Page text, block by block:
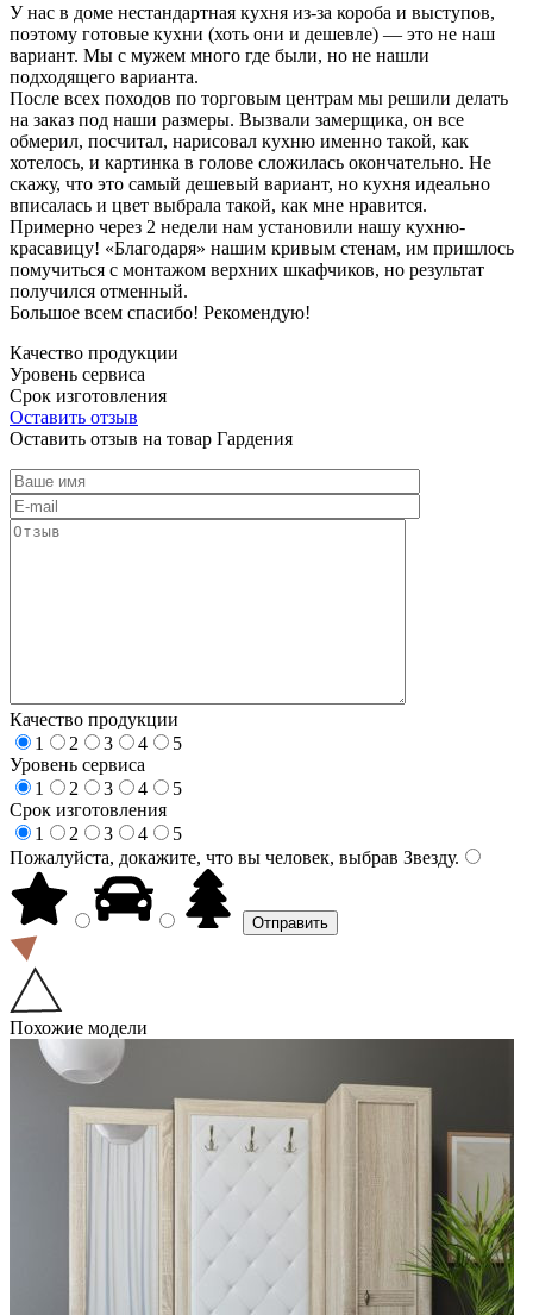
У нас в доме нестандартная кухня из-за короба и выступов,
поэтому готовые кухни (хоть они и дешевле) — это не наш
вариант. Мы с мужем много где были, но не нашли
подходящего варианта.
После всех походов по торговым центрам мы решили делать
на заказ под наши размеры. Вызвали замерщика, он все
обмерил, посчитал, нарисовал кухню именно такой, как
хотелось, и картинка в голове сложилась окончательно. Не
скажу, что это самый дешевый вариант, но кухня идеально
вписалась и цвет выбрала такой, как мне нравится.
Примерно через 2 недели нам установили нашу кухню-
красавицу! «Благодаря» нашим кривым стенам, им пришлось
помучиться с монтажом верхних шкафчиков, но результат
получился отменный.
Большое всем спасибо! Рекомендую!
Качество продукции
Уровень сервиса
Срок изготовления
Оставить отзыв
Оставить отзыв на товар Гардения
Качество продукции
1
2 3 4
5
Уровень сервиса
1
2 3 4
5
Срок изготовления
1
2 3 4
5
Пожалуйста, докажите, что вы человек, выбрав Звезду.
Похожие модели